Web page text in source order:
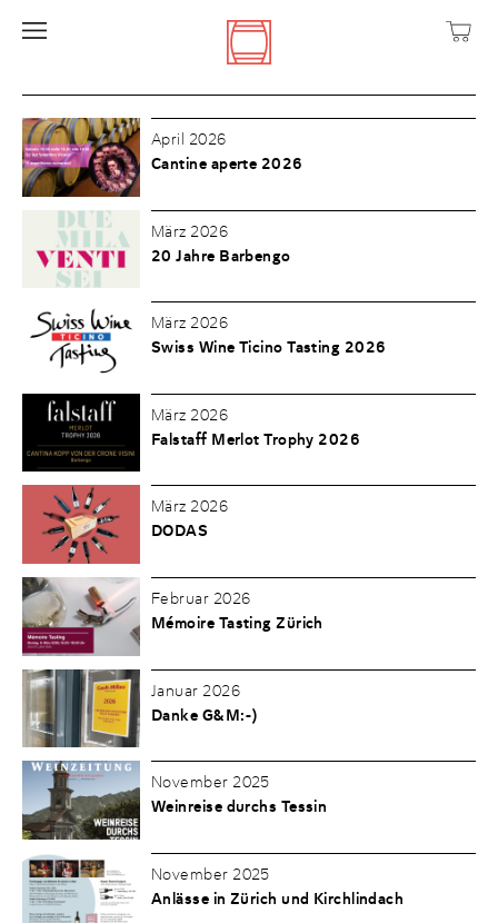
April 2026
Cantine aperte 2026
März 2026
20 Jahre Barbengo
März 2026
Swiss Wine Ticino Tasting 2026
März 2026
Falstaff Merlot Trophy 2026
März 2026
DODAS
Februar 2026
Mémoire Tasting Zürich
Januar 2026
Danke G&M:-)
November 2025
Weinreise durchs Tessin
November 2025
Anlässe in Zürich und Kirchlindach